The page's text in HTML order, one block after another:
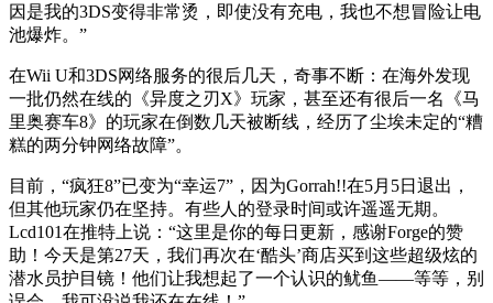
因是我的3DS变得非常烫，即使没有充电，我也不想冒险让电
池爆炸。”
在Wii U和3DS网络服务的很后几天，奇事不断：在海外发现
一批仍然在线的《异度之刃X》玩家，甚至还有很后一名《马
里奥赛车8》的玩家在倒数几天被断线，经历了尘埃未定的“糟
糕的两分钟网络故障”。
目前，“疯狂8”已变为“幸运7”，因为Gorrah!!在5月5日退出，
但其他玩家仍在坚持。有些人的登录时间或许遥遥无期。
Lcd101在推特上说：“这里是你的每日更新，感谢Forge的赞
助！今天是第27天，我们再次在‘酷头’商店买到这些超级炫的
潜水员护目镜！他们让我想起了一个认识的鱿鱼——等等，别